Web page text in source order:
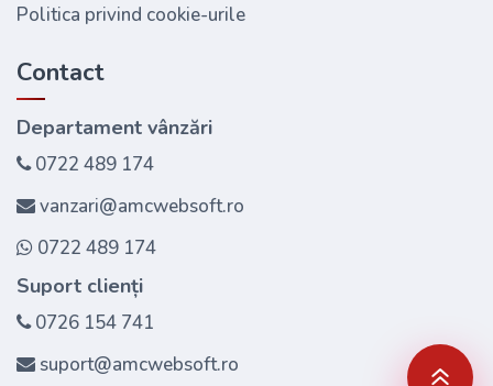
Politica privind cookie-urile
Contact
Departament vânzări
0722 489 174
vanzari@amcwebsoft.ro
0722 489 174
Suport clienți
0726 154 741
suport@amcwebsoft.ro